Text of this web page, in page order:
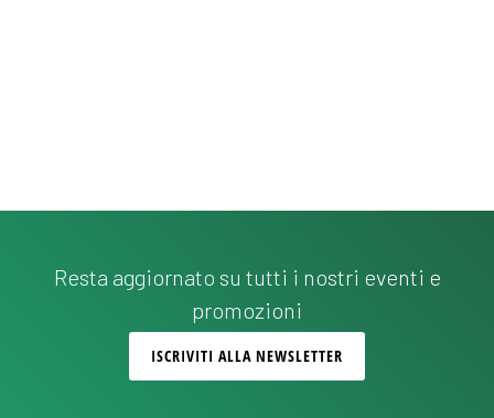
Resta aggiornato su tutti i nostri eventi e
promozioni
ISCRIVITI ALLA NEWSLETTER